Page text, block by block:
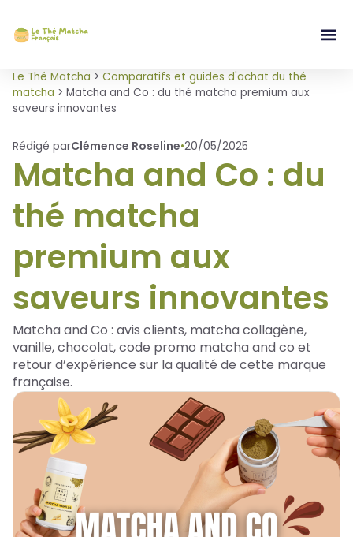
Le Thé Matcha > Comparatifs et guides d'achat du thé
matcha > Matcha and Co : du thé matcha premium aux
saveurs innovantes
Rédigé parClémence Roseline•20/05/2025
Matcha and Co : du
thé matcha
premium aux
saveurs innovantes
Matcha and Co : avis clients, matcha collagène,
vanille, chocolat, code promo matcha and co et
retour d’expérience sur la qualité de cette marque
française.